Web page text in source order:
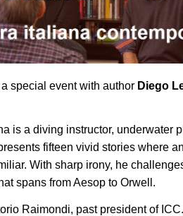
special event with author Diego
is a diving instructor, underwater
fifteen vivid stories where
With sharp irony, he
spans from Aesop to Orwell.
Raimondi, past president of ICC.